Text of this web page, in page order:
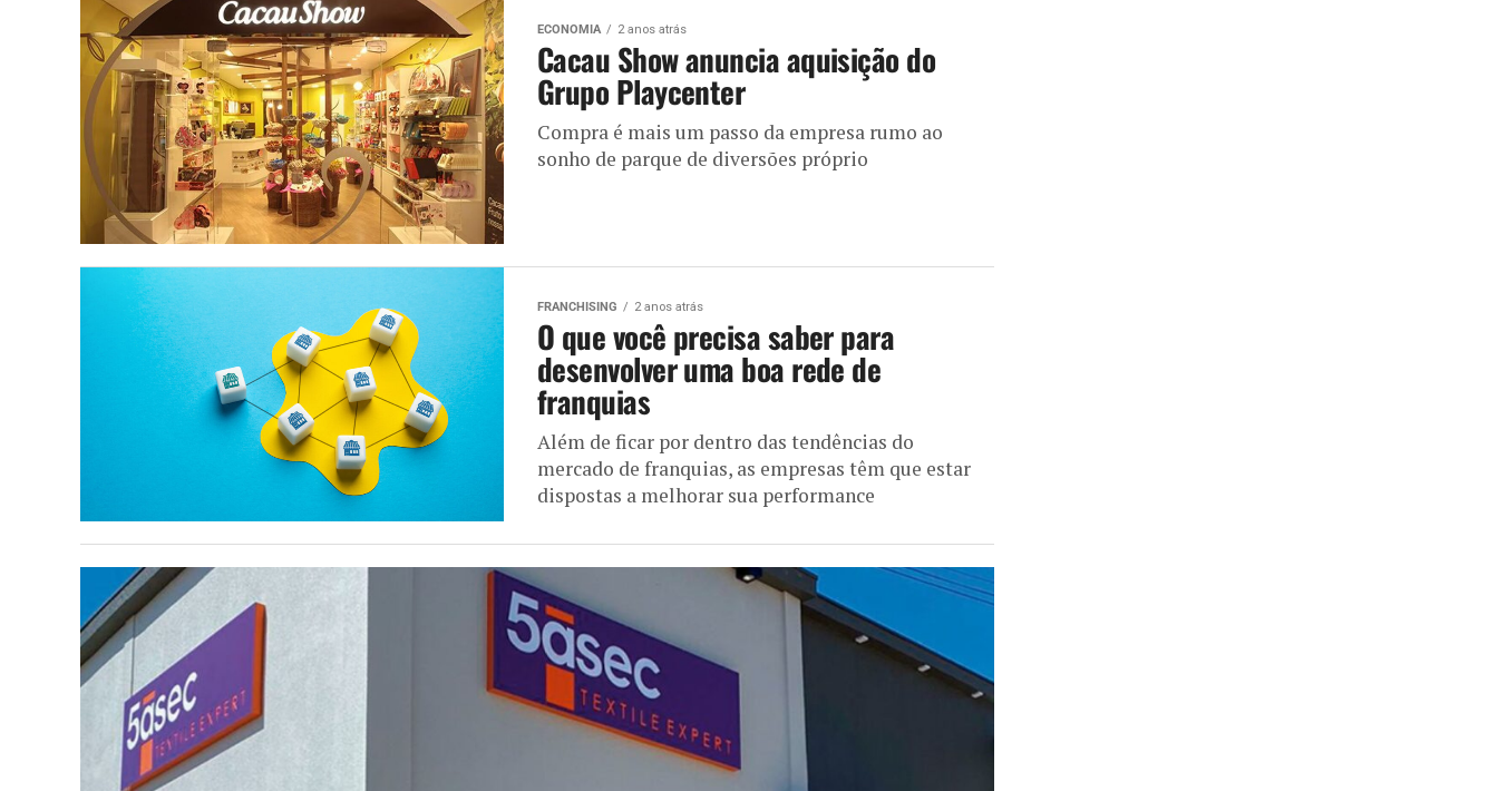
ECONOMIA 2 anos atrás
Cacau Show anuncia aquisição do
Grupo Playcenter
Compra é mais um passo da empresa rumo ao
sonho de parque de diversões próprio
FRANCHISING 2 anos atrás
O que você precisa saber para
desenvolver uma boa rede de
franquias
Além de ficar por dentro das tendências do
mercado de franquias, as empresas têm que estar
dispostas a melhorar sua performance